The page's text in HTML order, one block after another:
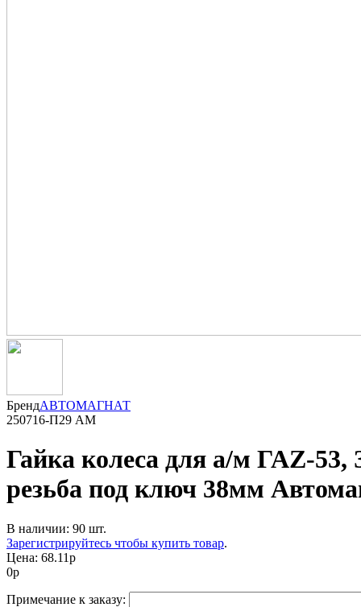
БрендАВТОМАГНАТ
250716-П29 АМ
Гайка колеса для а/м ГАZ-
резьба под ключ 38мм
В наличии: 90 шт.
Зарегистрируйтесь чтобы купить товар.
Цена: 68.11р
0р
Примечание к заказу: